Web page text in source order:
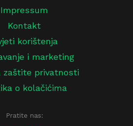
Impressum
Kontakt
korištenja
i marketing
zaštite privatnosti
o kolačićima
Pratite nas: